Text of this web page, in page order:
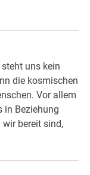
uns kein
die kosmischen
Vor allem
in Beziehung
bereit sind,